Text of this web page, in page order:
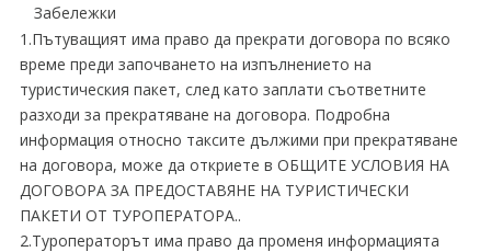
Забележки
1.Пътуващият има право да прекрати договора по всяко
време преди започването на изпълнението на
туристическия пакет, след като заплати съответните
разходи за прекратяване на договора. Подробна
информация относно таксите дължими при прекратяване
на договора, може да откриете в ОБЩИТЕ УСЛОВИЯ НА
ДОГОВОРА ЗА ПРЕДОСТАВЯНЕ НА ТУРИСТИЧЕСКИ
ПАКЕТИ ОТ ТУРОПЕРАТОРА..
2.Туроператорът има право да променя информацията